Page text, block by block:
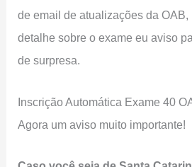
de email de atualizações da
detalhe sobre o exame eu aviso
de surpresa.
Inscrição Automática Exame 40
Agora um aviso muito importante!